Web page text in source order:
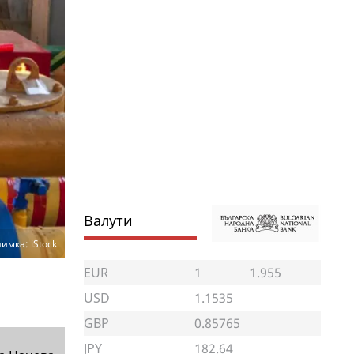
iStock
Валути
EUR 1
1.955
USD
1.1535
GBP
0.85765
JPY
182.64